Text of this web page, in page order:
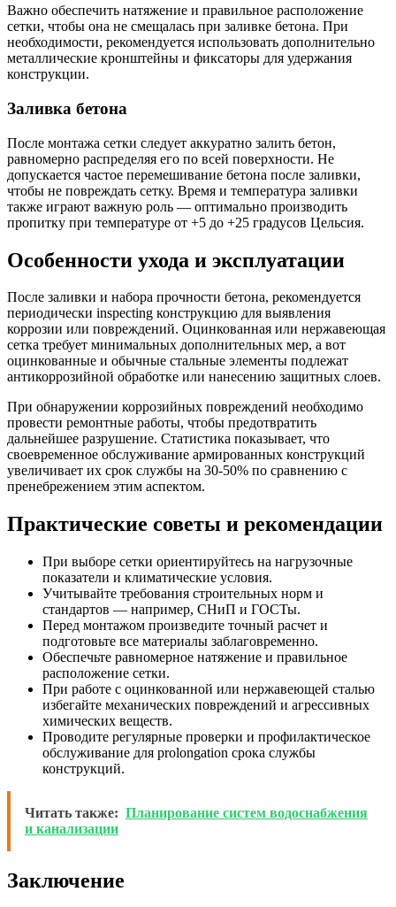
Важно обеспечить натяжение и правильное расположение
сетки, чтобы она не смещалась при заливке бетона. При
необходимости, рекомендуется использовать дополнительно
металлические кронштейны и фиксаторы для удержания
конструкции.
Заливка бетона
После монтажа сетки следует аккуратно залить бетон,
равномерно распределяя его по всей поверхности. Не
допускается частое перемешивание бетона после заливки,
чтобы не повреждать сетку. Время и температура заливки
также играют важную роль — оптимально производить
пропитку при температуре от +5 до +25 градусов Цельсия.
Особенности ухода и эксплуатации
После заливки и набора прочности бетона, рекомендуется
периодически inspecting конструкцию для выявления
коррозии или повреждений. Оцинкованная или нержавеющая
сетка требует минимальных дополнительных мер, а вот
оцинкованные и обычные стальные элементы подлежат
антикоррозийной обработке или нанесению защитных слоев.
При обнаружении коррозийных повреждений необходимо
провести ремонтные работы, чтобы предотвратить
дальнейшее разрушение. Статистика показывает, что
своевременное обслуживание армированных конструкций
увеличивает их срок службы на 30-50% по сравнению с
пренебрежением этим аспектом.
Практические советы и рекомендации
При выборе сетки ориентируйтесь на нагрузочные
показатели и климатические условия.
Учитывайте требования строительных норм и
стандартов — например, СНиП и ГОСТы.
Перед монтажом произведите точный расчет и
подготовьте все материалы заблаговременно.
Обеспечьте равномерное натяжение и правильное
расположение сетки.
При работе с оцинкованной или нержавеющей сталью
избегайте механических повреждений и агрессивных
химических веществ.
Проводите регулярные проверки и профилактическое
обслуживание для prolongation срока службы
конструкций.
Читать также: Планирование систем водоснабжения
и канализации
Заключение